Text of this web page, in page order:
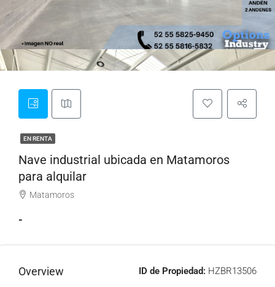
EN RENTA
Nave industrial ubicada en Matamoros
para alquilar
Matamoros
-
Overview ID de Propiedad: HZBR13506